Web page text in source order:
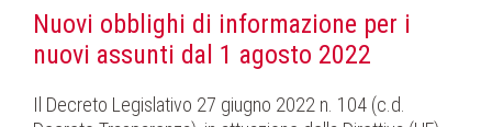
Nuovi obblighi di informazione per i
nuovi assunti dal 1 agosto 2022
Il Decreto Legislativo 27 giugno 2022 n. 104 (c.d.